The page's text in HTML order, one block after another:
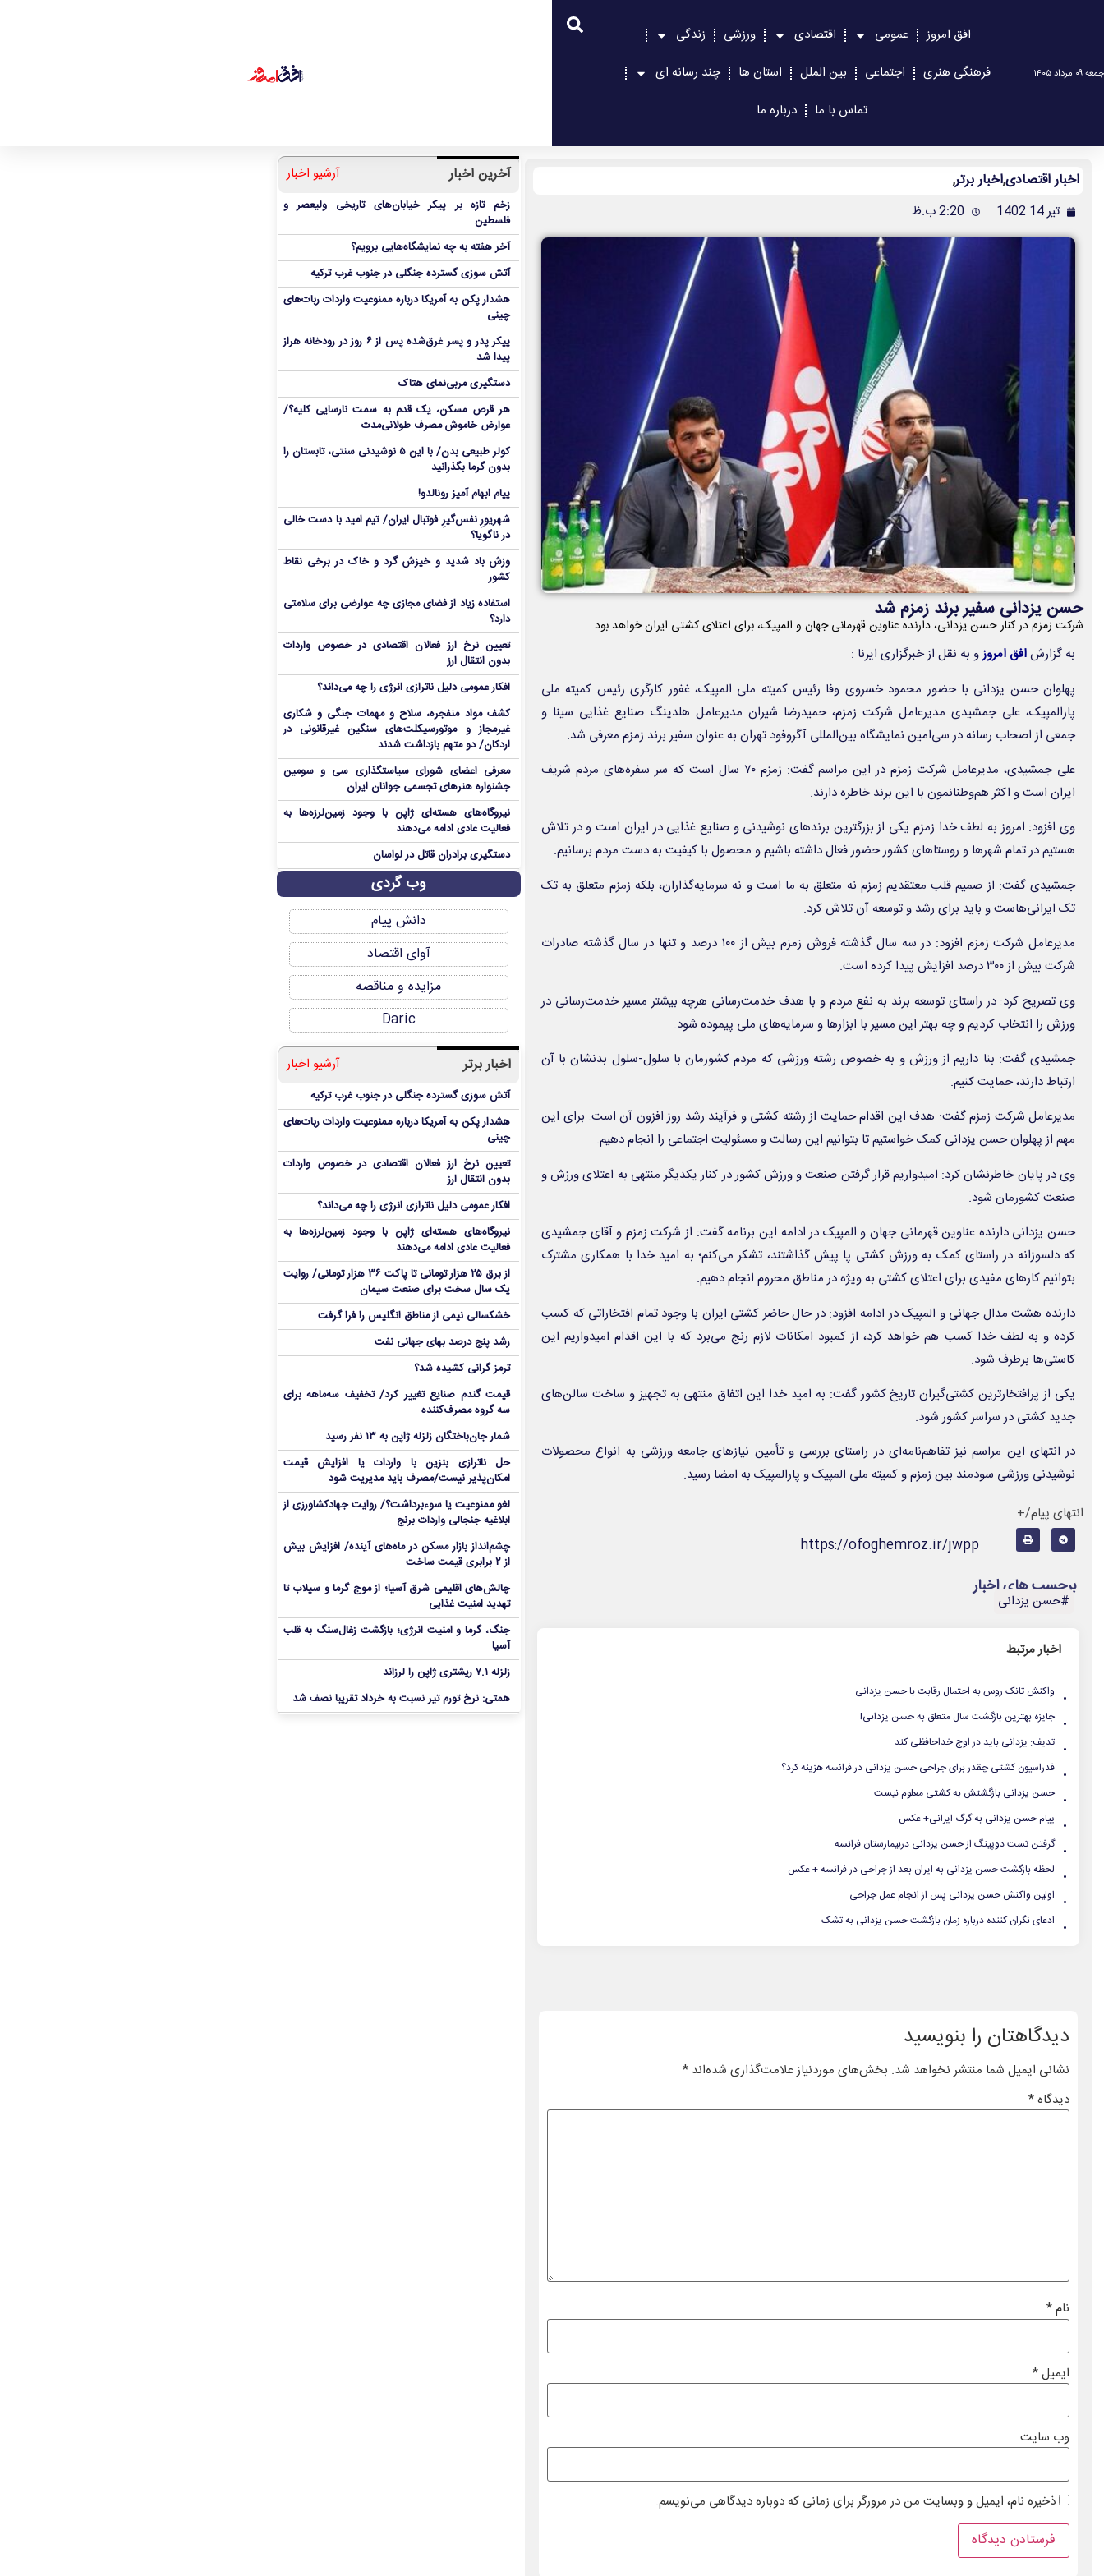
جمعه ۰۹ مرداد ۱۴۰۵
افق امروز عمومی اقتصادی ورزشی
زندگی
فرهنگی هنری
اجتماعی بین الملل استان ها
چند رسانه ای
تماس با ما
درباره ما
اخبار اقتصادی,اخبار برتر,
تیر 14 1402 2:20 ب.ظ
حسن یزدانی سفیر برند زمزم شد
شرکت زمزم در کنار حسن یزدانی، دارنده عناوین قهرمانی جهان و المپیک، برای اعتلای کشتی ایران خواهد بود
به گزارش افق امروزو به نقل از خبرگزاری ایرنا :
پهلوان حسن یزدانی با حضور محمود خسروی وفا رئیس کمیته ملی المپیک، غفور کارگری رئیس کمیته ملی
پارالمپیک، علی جمشیدی مدیرعامل شرکت زمزم، حمیدرضا شیران مدیرعامل هلدینگ صنایع غذایی سینا و
جمعی از اصحاب رسانه در سی‌امین نمایشگاه بین‌المللی آگروفود تهران به عنوان سفیر برند زمزم معرفی شد.
علی جمشیدی، مدیرعامل شرکت زمزم در این مراسم گفت: زمزم ۷۰ سال است که سر سفره‌های مردم شریف
ایران است و اکثر هم‌وطنانمون با این برند خاطره دارند.
وی افزود: امروز به لطف خدا زمزم یکی از بزرگترین برندهای نوشیدنی و صنایع غذایی در ایران است و در تلاش
هستیم در تمام شهرها و روستاهای کشور حضور فعال داشته باشیم و محصول با کیفیت به دست مردم برسانیم.
جمشیدی گفت: از صمیم قلب معتقدیم زمزم نه متعلق به ما است و نه سرمایه‌گذاران، بلکه زمزم متعلق به تک
تک ایرانی‌هاست و باید برای رشد و توسعه آن تلاش کرد.
مدیرعامل شرکت زمزم افزود: در سه سال گذشته فروش زمزم بیش از ۱۰۰ درصد و تنها در سال گذشته صادرات
شرکت بیش از ۳۰۰ درصد افزایش پیدا کرده است.
وی تصریح کرد: در راستای توسعه برند به نفع مردم و با هدف خدمت‌رسانی هرچه بیشتر مسیر خدمت‌رسانی در
ورزش را انتخاب کردیم و چه بهتر این مسیر با ابزارها و سرمایه‌های ملی پیموده شود.
جمشیدی گفت: بنا داریم از ورزش و به خصوص رشته ورزشی که مردم کشورمان با سلول-سلول بدنشان با آن
ارتباط دارند، حمایت کنیم.
مدیرعامل شرکت زمزم گفت: هدف این اقدام حمایت از رشته کشتی و فرآیند رشد روز افزون آن است. برای این
مهم از پهلوان حسن یزدانی کمک خواستیم تا بتوانیم این رسالت و مسئولیت اجتماعی را انجام دهیم.
وی در پایان خاطرنشان کرد: امیدواریم قرار گرفتن صنعت و ورزش کشور در کنار یکدیگر منتهی به اعتلای ورزش و
صنعت کشورمان شود.
حسن یزدانی دارنده عناوین قهرمانی جهان و المپیک در ادامه این برنامه گفت: از شرکت زمزم و آقای جمشیدی
که دلسوزانه در راستای کمک به ورزش کشتی پا پیش گذاشتند، تشکر می‌کنم؛ به امید خدا با همکاری مشترک
بتوانیم کارهای مفیدی برای اعتلای کشتی به ویژه در مناطق محروم انجام دهیم.
دارنده هشت مدال جهانی و المپیک در ادامه افزود: در حال حاضر کشتی ایران با وجود تمام افتخاراتی که کسب
کرده و به لطف خدا کسب هم خواهد کرد، از کمبود امکانات لازم رنج می‌برد که با این اقدام امیدواریم این
کاستی‌ها برطرف شود.
یکی از پرافتخارترین کشتی‌گیران تاریخ کشور گفت: به امید خدا این اتفاق منتهی به تجهیز و ساخت سالن‌های
جدید کشتی در سراسر کشور شود.
در انتهای این مراسم نیز تفاهم‌نامه‌ای در راستای بررسی و تأمین نیازهای جامعه ورزشی به انواع محصولات
نوشیدنی ورزشی سودمند بین زمزم و کمیته ملی المپیک و پارالمپیک به امضا رسید.
انتهای پیام/+
https://ofoghemroz.ir/jwpp
برچسب های اخبار
#حسن یزدانی
اخبار مرتبط
. واکنش‌ تانک روس به احتمال رقابت با حسن یزدانی
. جایزه بهترین بازگشت سال متعلق به حسن یزدانی!
. تدیف: یزدانی باید در اوج خداحافظی کند
. فدراسیون کشتی چقدر برای جراحی حسن یزدانی در فرانسه هزینه کرد؟
. حسن یزدانی بازگشتش به کشتی معلوم نیست
. پیام حسن یزدانی به گرگ ایرانی+ عکس
. گرفتن تست دوپینگ از حسن یزدانی دربیمارستان فرانسه
. لحظه بازگشت حسن یزدانی به ایران بعد از جراحی در فرانسه + عکس
. اولین واکنش حسن یزدانی پس از انجام عمل جراحی
. ادعای نگران کننده درباره زمان بازگشت حسن یزدانی به تشک
دیدگاهتان را بنویسید
نشانی ایمیل شما منتشر نخواهد شد. بخش‌های موردنیاز علامت‌گذاری شده‌اند*
دیدگاه*
نام*
ایمیل*
وب‌ سایت
ذخیره نام، ایمیل و وبسایت من در مرورگر برای زمانی که دوباره دیدگاهی می‌نویسم.
آخرین اخبار آرشیو اخبار
زخم تازه بر پیکر خیابان‌های تاریخی ولیعصر و
فلسطین
آخر هفته به چه نمایشگاه‌هایی برویم؟
آتش سوزی گسترده جنگلی در جنوب غرب ترکیه
هشدار پکن به آمریکا درباره ممنوعیت واردات ربات‌های
چینی
پیکر پدر و پسر غرق‌شده پس از ۶ روز در رودخانه هراز
پیدا شد
دستگیری مربی‌نمای هتاک
هر قرص مسکن، یک قدم به سمت نارسایی کلیه؟/
عوارض خاموش مصرف طولانی‌مدت
کولر طبیعی بدن/ با این ۵ نوشیدنی سنتی، تابستان را
بدون گرما بگذرانید
پیام ابهام آمیز رونالدو!
شهریورِ نفس‌گیرِ فوتبال ایران/ تیم امید با دست خالی
در ناگویا؟
وزش باد شدید و خیزش گرد و خاک در برخی نقاط
کشور
استفاده زیاد از فضای مجازی چه عوارضی برای سلامتی
دارد؟
تعیین نرخ ارز فعالان اقتصادی در خصوص واردات
بدون انتقال ارز
افکار عمومی دلیل ناترازی انرژی را چه می‌داند؟
کشف مواد منفجره، سلاح و مهمات جنگی و شکاری
غیرمجاز و موتورسیکلت‌های سنگین غیرقانونی در
اردکان/ دو متهم بازداشت شدند
معرفی اعضای شورای سیاستگذاری سی و سومین
جشنواره هنرهای تجسمی جوانان ایران
نیروگاه‌های هسته‌ای ژاپن با وجود زمین‌لرزه‌ها به
فعالیت عادی ادامه می‌دهند
دستگیری برادران قاتل در لواسان
وب گردی
دانش پیام
آوای اقتصاد
مزایده و مناقصه
Daric
اخبار برتر آرشیو اخبار
آتش سوزی گسترده جنگلی در جنوب غرب ترکیه
هشدار پکن به آمریکا درباره ممنوعیت واردات ربات‌های
چینی
تعیین نرخ ارز فعالان اقتصادی در خصوص واردات
بدون انتقال ارز
افکار عمومی دلیل ناترازی انرژی را چه می‌داند؟
نیروگاه‌های هسته‌ای ژاپن با وجود زمین‌لرزه‌ها به
فعالیت عادی ادامه می‌دهند
از برق ۲۵ هزار تومانی تا پاکت ۳۶ هزار تومانی/ روایت
یک سال سخت برای صنعت سیمان
خشکسالی نیمی از مناطق انگلیس را فرا گرفت
رشد پنج درصد بهای جهانی نفت
ترمز گرانی کشیده شد؟
قیمت گندم صنایع تغییر کرد/ تخفیف سه‌ماهه برای
سه گروه مصرف‌کننده
شمار جان‌باختگان زلزله ژاپن به ۱۳ نفر رسید
حل ناترازی بنزین با واردات یا افزایش قیمت
امکان‌پذیر نیست/مصرف باید مدیریت شود
لغو ممنوعیت یا سوءبرداشت؟/ روایت جهادکشاورزی از
ابلاغیه جنجالی واردات برنج
چشم‌انداز بازار مسکن در ماه‌های آینده/ افزایش بیش
از ۲ برابری قیمت ساخت
چالش‌های اقلیمی شرق آسیا؛ از موج گرما و سیلاب تا
تهدید امنیت غذایی
جنگ، گرما و امنیت انرژی؛ بازگشت زغال‌سنگ به قلب
آسیا
زلزله ۷.۱ ریشتری ژاپن را لرزاند
همتی: نرخ تورم تیر نسبت به خرداد تقریبا نصف شد